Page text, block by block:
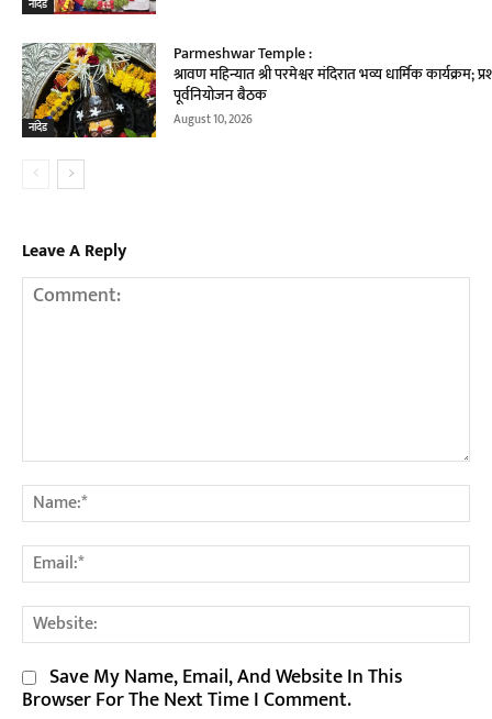
नांदेड
नांदेड
Parmeshwar Temple :
श्रावण महिन्यात श्री परमेश्वर मंदिरात भव्य धार्मिक कार्यक्रम;
पूर्वनियोजन बैठक
August 10, 2026
Leave A Reply
Comment:
Save My Name, Email, And Website In This
Browser For The Next Time I Comment.